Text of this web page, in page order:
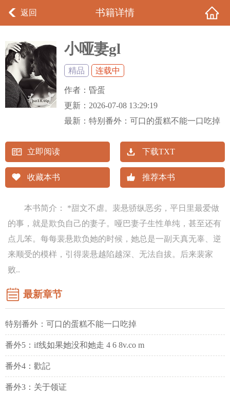
返回 书籍详情
小哑妻gl
精品 连载中
作者： 昏蛋
更新： 2026-07-08 13:29:19
最新： 特别番外：可口的蛋糕不能一口吃掉
立即阅读 下载TXT
收藏本书 推荐本书
本书简介： *甜文不虐。裴悬骄纵恶劣，平日里最爱做
的事，就是欺负自己的妻子。哑巴妻子生性单纯，甚至还有
点儿笨。每每裴悬欺负她的时候，她总是一副天真无辜、逆
来顺受的模样，引得裴悬越陷越深、无法自拔。后来裴家
败..
最新章节
特别番外：可口的蛋糕不能一口吃掉
番外5：if线如果她没和她走 4 6 8v.co m
番外4：歡記
番外3：关于领证